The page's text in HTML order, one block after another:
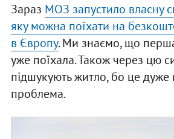
Зараз МОЗ запустило власну
яку можна поїхати на
в Європу. Ми знаємо, що
уже поїхала. Також через цю
підшукують житло, бо це дуже
проблема.